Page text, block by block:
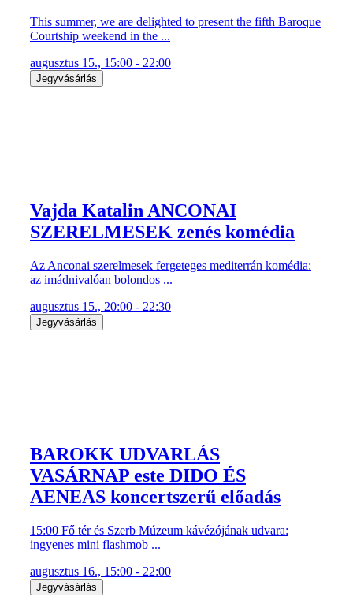
This summer, we are delighted to present the fifth Baroque
Courtship weekend in the ...
augusztus 15., 15:00 - 22:00
Jegyvásárlás
Vajda Katalin ANCONAI
SZERELMESEK zenés komédia
Az Anconai szerelmesek fergeteges mediterrán komédia:
az imádnivalóan bolondos ...
augusztus 15., 20:00 - 22:30
Jegyvásárlás
BAROKK UDVARLÁS
VASÁRNAP este DIDO ÉS
AENEAS koncertszerű előadás
15:00 Fő tér és Szerb Múzeum kávézójának udvara:
ingyenes mini flashmob ...
augusztus 16., 15:00 - 22:00
Jegyvásárlás